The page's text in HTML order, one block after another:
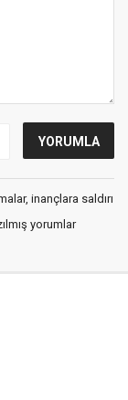
inançlara saldırı
yorumlar